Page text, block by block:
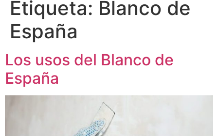
Etiqueta: Blanco de
España
Los usos del Blanco de
España